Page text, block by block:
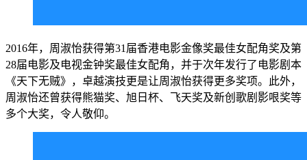
2016年，周淑怡获得第31届香港电影金像奖最佳女配角奖及第
28届电影及电视金钟奖最佳女配角，并于次年发行了电影剧本
《天下无贼》，卓越演技更是让周淑怡获得更多奖项。此外，
周淑怡还曾获得熊猫奖、旭日杯、飞天奖及新创歌剧影哏奖等
多个大奖，令人敬仰。